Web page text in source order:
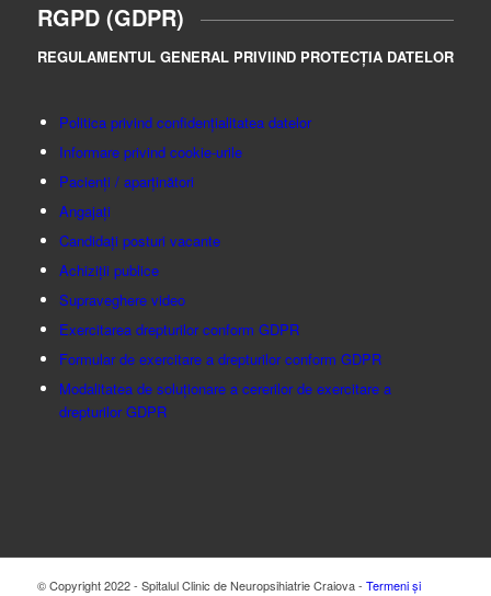
RGPD (GDPR)
REGULAMENTUL GENERAL PRIVIIND PROTECȚIA DATELOR
Politica privind confidențialitatea datelor
Informare privind cookie-urile
Pacienți / aparținători
Angajați
Candidați posturi vacante
Achiziții publice
Supraveghere video
Exercitarea drepturilor conform GDPR
Formular de exercitare a drepturilor conform GDPR
Modalitatea de soluționare a cererilor de exercitare a
drepturilor GDPR
© Copyright 2022 - Spitalul Clinic de Neuropsihiatrie Craiova - Termeni și